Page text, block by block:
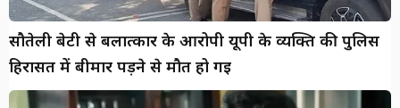
सौतेली बेटी से बलात्कार के आरोपी यूपी के व्यक्ति की पुलिस
हिरासत में बीमार पड़ने से मौत हो गई